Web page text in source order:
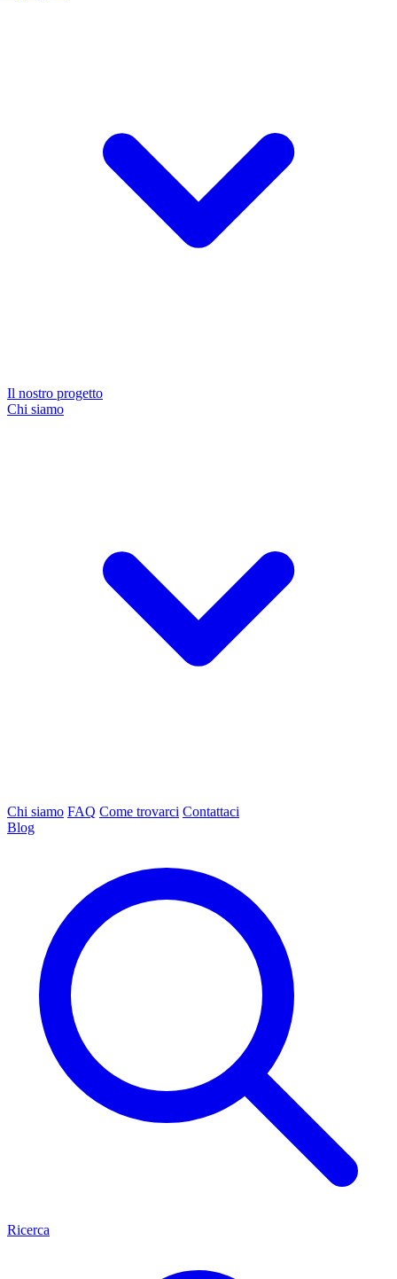
Il nostro progetto
Chi siamo
Chi siamo FAQ Come trovarci Contattaci
Blog
Ricerca